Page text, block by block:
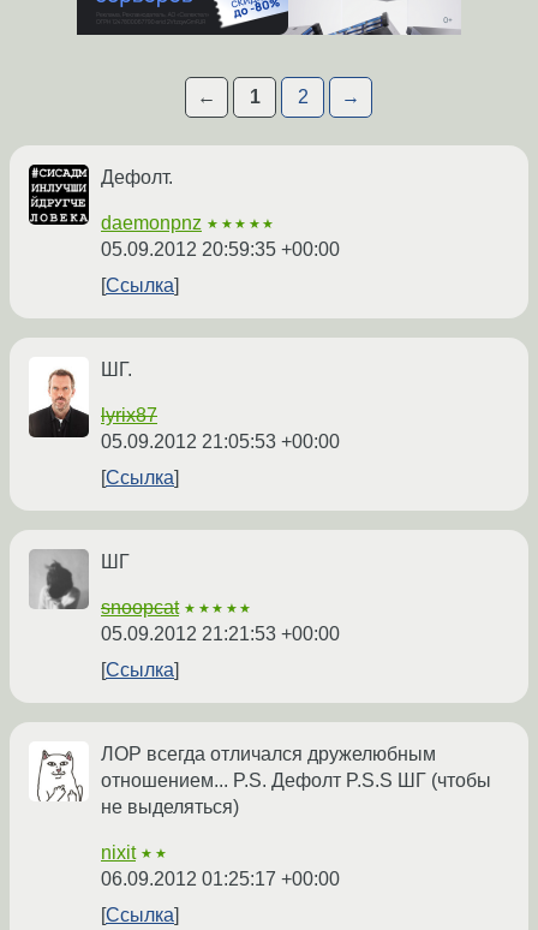
← 1 2 →
Дефолт.
daemonpnz ★★★★★
05.09.2012 20:59:35 +00:00
Ссылка
ШГ.
lyrix87
05.09.2012 21:05:53 +00:00
Ссылка
ШГ
snoopcat ★★★★★
05.09.2012 21:21:53 +00:00
Ссылка
ЛОР всегда отличался дружелюбным
отношением... P.S. Дефолт P.S.S ШГ (чтобы
не выделяться)
nixit ★★
06.09.2012 01:25:17 +00:00
Ссылка